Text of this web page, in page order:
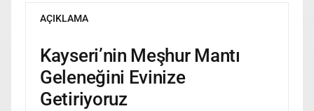
AÇIKLAMA
Kayseri’nin Meşhur Mantı
Geleneğini Evinize
Getiriyoruz